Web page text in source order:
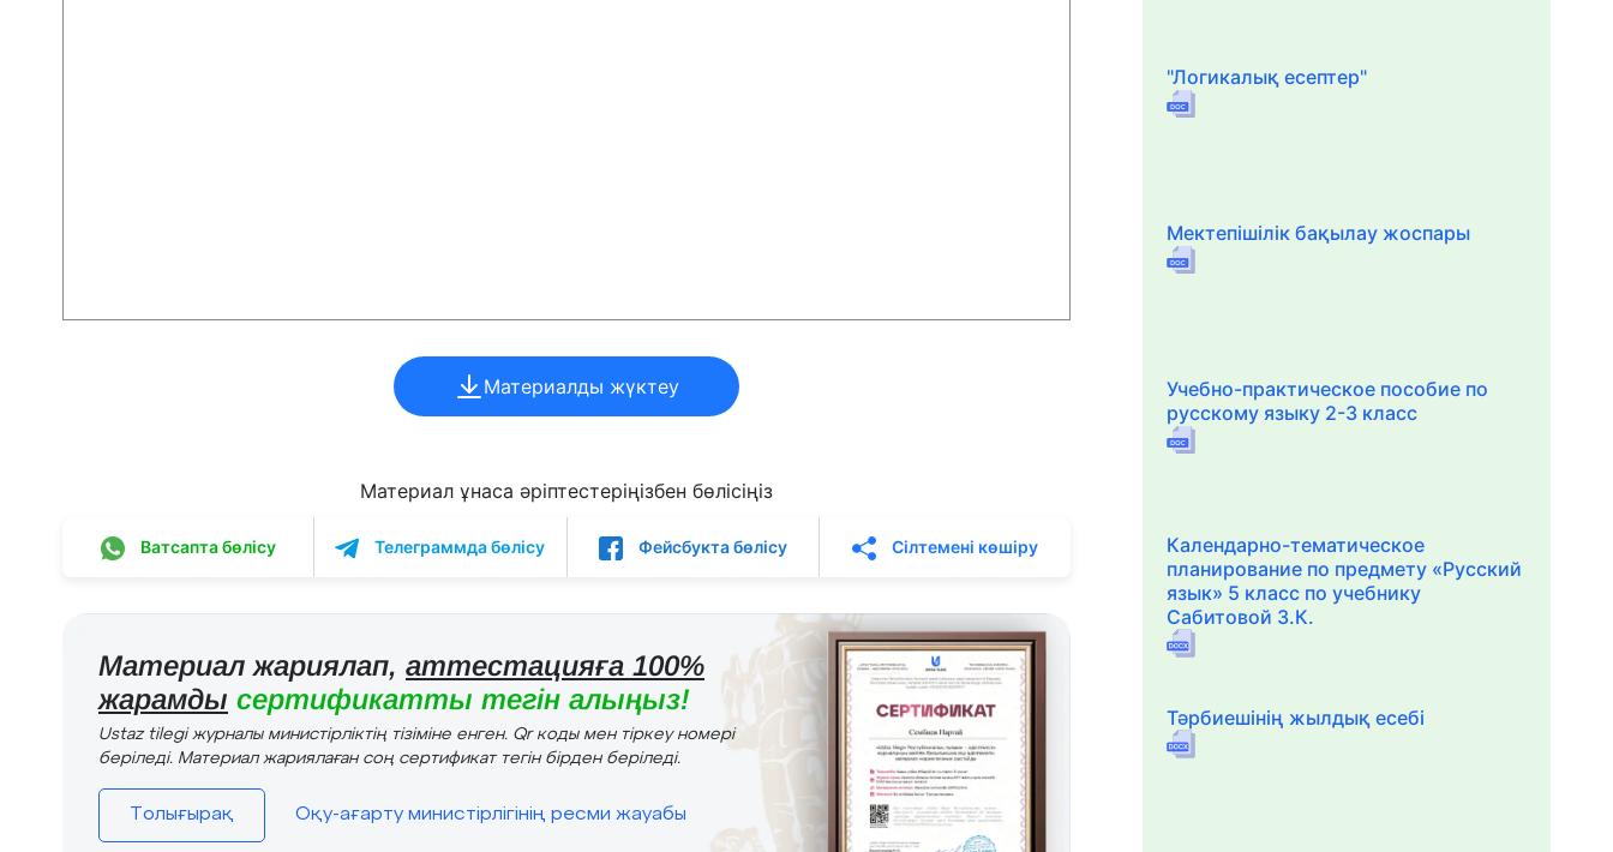
Материалды жүктеу
Материал ұнаса әріптестеріңізбен бөлісіңіз
Ватсапта бөлісу Телеграммда бөлісу Фейсбукта бөлісу Сілтемені көшіру
Материал жариялап, аттестацияға 100%
жарамды сертификатты тегін алыңыз!
Ustaz tilegi журналы министірліктің тізіміне енген. Qr коды мен тіркеу номері
беріледі. Материал жариялаған соң сертификат тегін бірден беріледі.
Толығырақ Оқу-ағарту министірлігінің ресми жауабы
"Логикалық есептер"
Мектепішілік бақылау жоспары
Учебно-практическое пособие по
русскому языку 2-3 класс
Календарно-тематическое
планирование по предмету «Русский
язык» 5 класс по учебнику
Сабитовой З.К.
Тәрбиешінің жылдық есебі